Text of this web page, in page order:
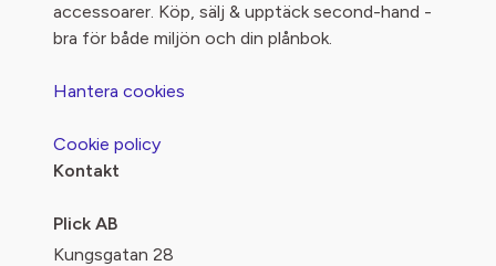
accessoarer. Köp, sälj & upptäck second-hand -
bra för både miljön och din plånbok.
Hantera cookies
Cookie policy
Kontakt
Plick AB
Kungsgatan 28